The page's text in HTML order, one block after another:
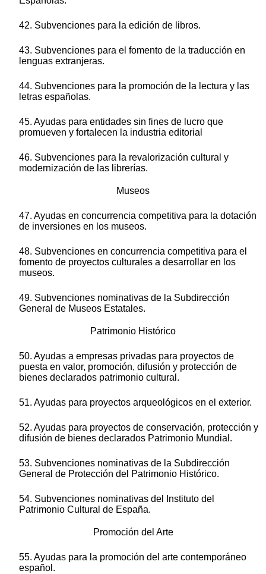
42. Subvenciones para la edición de libros.
43. Subvenciones para el fomento de la traducción en
lenguas extranjeras.
44. Subvenciones para la promoción de la lectura y las
letras españolas.
45. Ayudas para entidades sin fines de lucro que
promueven y fortalecen la industria editorial
46. Subvenciones para la revalorización cultural y
modernización de las librerías.
Museos
47. Ayudas en concurrencia competitiva para la dotación
de inversiones en los museos.
48. Subvenciones en concurrencia competitiva para el
fomento de proyectos culturales a desarrollar en los
museos.
49. Subvenciones nominativas de la Subdirección
General de Museos Estatales.
Patrimonio Histórico
50. Ayudas a empresas privadas para proyectos de
puesta en valor, promoción, difusión y protección de
bienes declarados patrimonio cultural.
51. Ayudas para proyectos arqueológicos en el exterior.
52. Ayudas para proyectos de conservación, protección y
difusión de bienes declarados Patrimonio Mundial.
53. Subvenciones nominativas de la Subdirección
General de Protección del Patrimonio Histórico.
54. Subvenciones nominativas del Instituto del
Patrimonio Cultural de España.
Promoción del Arte
55. Ayudas para la promoción del arte contemporáneo
español.